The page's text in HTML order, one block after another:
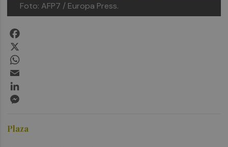
Foto: AFP7 / Europa Press.
Plaza